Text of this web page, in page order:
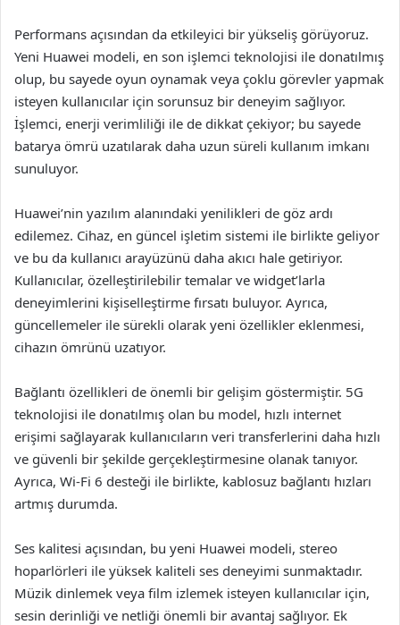
Performans açısından da etkileyici bir yükseliş görüyoruz.
Yeni Huawei modeli, en son işlemci teknolojisi ile donatılmış
olup, bu sayede oyun oynamak veya çoklu görevler yapmak
isteyen kullanıcılar için sorunsuz bir deneyim sağlıyor.
İşlemci, enerji verimliliği ile de dikkat çekiyor; bu sayede
batarya ömrü uzatılarak daha uzun süreli kullanım imkanı
sunuluyor.
Huawei’nin yazılım alanındaki yenilikleri de göz ardı
edilemez. Cihaz, en güncel işletim sistemi ile birlikte geliyor
ve bu da kullanıcı arayüzünü daha akıcı hale getiriyor.
Kullanıcılar, özelleştirilebilir temalar ve widget’larla
deneyimlerini kişiselleştirme fırsatı buluyor. Ayrıca,
güncellemeler ile sürekli olarak yeni özellikler eklenmesi,
cihazın ömrünü uzatıyor.
Bağlantı özellikleri de önemli bir gelişim göstermiştir. 5G
teknolojisi ile donatılmış olan bu model, hızlı internet
erişimi sağlayarak kullanıcıların veri transferlerini daha hızlı
ve güvenli bir şekilde gerçekleştirmesine olanak tanıyor.
Ayrıca, Wi-Fi 6 desteği ile birlikte, kablosuz bağlantı hızları
artmış durumda.
Ses kalitesi açısından, bu yeni Huawei modeli, stereo
hoparlörleri ile yüksek kaliteli ses deneyimi sunmaktadır.
Müzik dinlemek veya film izlemek isteyen kullanıcılar için,
sesin derinliği ve netliği önemli bir avantaj sağlıyor. Ek